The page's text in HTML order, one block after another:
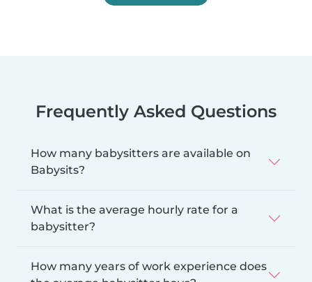
Frequently Asked Questions
How many babysitters are available on
Babysits?
What is the average hourly rate for a
babysitter?
How many years of work experience does